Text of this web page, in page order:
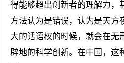
得能够超出创新者的理解力，
方法认为是错误，认为是天方
大的话语权的时候，就会在无
辟地的科学创新。在中国，这